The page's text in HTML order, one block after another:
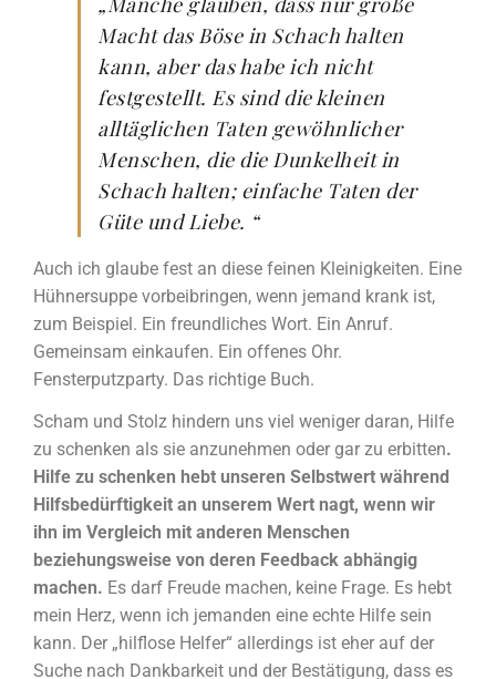
Macht das Böse in Schach halten
kann, aber das habe ich nicht
festgestellt. Es sind die kleinen
alltäglichen Taten gewöhnlicher
Menschen, die die Dunkelheit in
Schach halten; einfache Taten der
Güte und Liebe. “
Auch ich glaube fest an diese feinen Kleinigkeiten. Eine
Hühnersuppe vorbeibringen, wenn jemand krank ist,
zum Beispiel. Ein freundliches Wort. Ein Anruf.
Gemeinsam einkaufen. Ein offenes Ohr.
Fensterputzparty. Das richtige Buch.
Scham und Stolz hindern uns viel weniger daran, Hilfe
zu schenken als sie anzunehmen oder gar zu erbitten.
Hilfe zu schenken hebt unseren Selbstwert während
Hilfsbedürftigkeit an unserem Wert nagt, wenn wir
ihn im Vergleich mit anderen Menschen
beziehungsweise von deren Feedback abhängig
machen. Es darf Freude machen, keine Frage. Es hebt
mein Herz, wenn ich jemanden eine echte Hilfe sein
kann. Der „hilflose Helfer“ allerdings ist eher auf der
Suche nach Dankbarkeit und der Bestätigung, dass es